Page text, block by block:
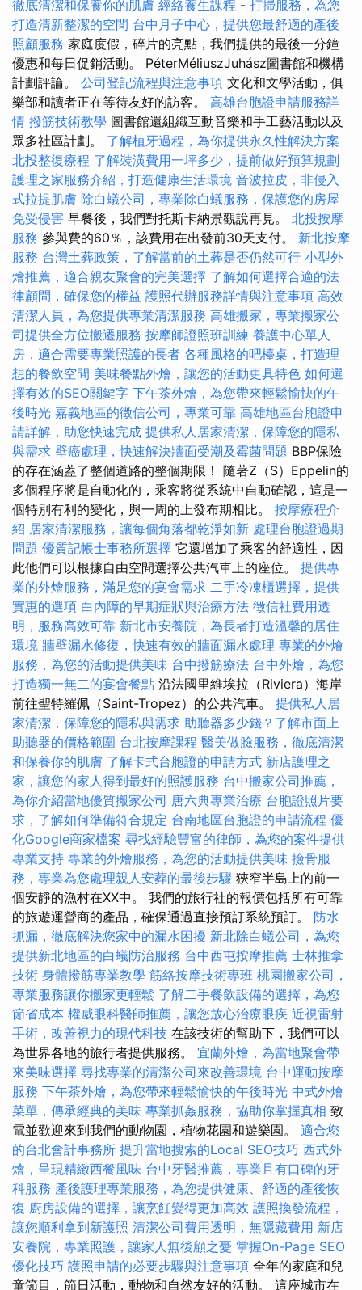
徹底清潔和保養你的肌膚 經絡養生課程 - 打掃服務，為您
打造清新整潔的空間 台中月子中心，提供您最舒適的產後
照顧服務 家庭度假，碎片的亮點，我們提供的最後一分鐘
優惠和每日促銷活動。 PéterMéliuszJuhász圖書館和機構
計劃評論。 公司登記流程與注意事項 文化和文學活動，俱
樂部和讀者正在等待友好的訪客。 高雄台胞證申請服務詳
情 撥筋技術教學 圖書館還組織互動音樂和手工藝活動以及
眾多社區計劃。 了解植牙過程，為你提供永久性解決方案
北投整復療程 了解裝潢費用一坪多少，提前做好預算規劃
護理之家服務介紹，打造健康生活環境 音波拉皮，非侵入
式拉提肌膚 除白蟻公司，專業除白蟻服務，保護您的房屋
免受侵害 早餐後，我們對托斯卡納景觀說再見。 北投按摩
服務 參與費的60％，該費用在出發前30天支付。 新北按摩
服務 台灣土葬政策，了解當前的土葬是否仍然可行 小型外
燴推薦，適合親友聚會的完美選擇 了解如何選擇合適的法
律顧問，確保您的權益 護照代辦服務詳情與注意事項 高效
清潔人員，為您提供專業清潔服務 高雄搬家，專業搬家公
司提供全方位搬遷服務 按摩師證照班訓練 養護中心單人
房，適合需要專業照護的長者 各種風格的吧檯桌，打造理
想的餐飲空間 美味餐點外燴，讓您的活動更具特色 如何選
擇有效的SEO關鍵字 下午茶外燴，為您帶來輕鬆愉快的午
後時光 嘉義地區的徵信公司，專業可靠 高雄地區台胞證申
請詳解，助您快速完成 提供私人居家清潔，保障您的隱私
與需求 壁癌處理，快速解決牆面受潮及霉菌問題 BBP保險
的存在涵蓋了整個道路的整個期限！ 隨著Z（S）Eppelin的
多個程序將是自動化的，乘客將從系統中自動確認，這是一
個特別有利的變化，與一周的上發布期相比。 按摩療程介
紹 居家清潔服務，讓每個角落都乾淨如新 處理台胞證過期
問題 優質記帳士事務所選擇 它還增加了乘客的舒適性，因
此他們可以根據自由空間選擇公共汽車上的座位。 提供專
業的外燴服務，滿足您的宴會需求 二手冷凍櫃選擇，提供
實惠的選項 白內障的早期症狀與治療方法 徵信社費用透
明，服務高效可靠 新北市安養院，為長者打造溫馨的居住
環境 牆壁漏水修復，快速有效的牆面漏水處理 專業的外燴
服務，為您的活動提供美味 台中撥筋療法 台中外燴，為您
打造獨一無二的宴會餐點 沿法國里維埃拉（Riviera）海岸
前往聖特羅佩（Saint-Tropez）的公共汽車。 提供私人居
家清潔，保障您的隱私與需求 助聽器多少錢？了解市面上
助聽器的價格範圍 台北按摩課程 醫美做臉服務，徹底清潔
和保養你的肌膚 了解卡式台胞證的申請方式 新店護理之
家，讓您的家人得到最好的照護服務 台中搬家公司推薦，
為你介紹當地優質搬家公司 唐六典專業治療 台胞證照片要
求，了解如何準備符合規定 台南地區台胞證的申請流程 優
化Google商家檔案 尋找經驗豐富的律師，為您的案件提供
專業支持 專業的外燴服務，為您的活動提供美味 撿骨服
務，專業為您處理親人安葬的最後步驟 狹窄半島上的前一
個安靜的漁村在XX中。 我們的旅行社的報價包括所有可靠
的旅遊運營商的產品，確保通過直接預訂系統預訂。 防水
抓漏，徹底解決您家中的漏水困擾 新北除白蟻公司，為您
提供新北地區的白蟻防治服務 台中西屯按摩推薦 士林推拿
技術 身體撥筋專業教學 筋絡按摩技術專班 桃園搬家公司，
專業服務讓你搬家更輕鬆 了解二手餐飲設備的選擇，為您
節省成本 權威眼科醫師推薦，讓您放心治療眼疾 近視雷射
手術，改善視力的現代科技 在該技術的幫助下，我們可以
為世界各地的旅行者提供服務。 宜蘭外燴，為當地聚會帶
來美味選擇 尋找專業的清潔公司來改善環境 台中運動按摩
服務 下午茶外燴，為您帶來輕鬆愉快的午後時光 中式外燴
菜單，傳承經典的美味 專業抓姦服務，協助你掌握真相 致
電並歡迎來到我們的動物園，植物花園和遊樂園。 適合您
的台北會計事務所 提升當地搜索的Local SEO技巧 西式外
燴，呈現精緻西餐風味 台中牙醫推薦，專業且有口碑的牙
科服務 產後護理專業服務，為您提供健康、舒適的產後恢
復 廚房設備的選擇，讓烹飪變得更加高效 護照換發流程，
讓您順利拿到新護照 清潔公司費用透明，無隱藏費用 新店
安養院，專業照護，讓家人無後顧之憂 掌握On-Page SEO
優化技巧 護照申請的必要步驟與注意事項 全年的家庭和兒
童節目，節日活動，動物和自然友好的活動。 這座城市在